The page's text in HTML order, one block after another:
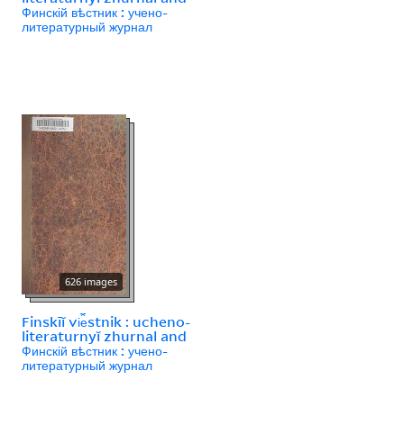
Финскій вѣстник : учено-
литературный журнал
626 images
Finskīĭ vi︠e︡stnik : ucheno-
literaturnyĭ zhurnal and
Финскій вѣстник : учено-
литературный журнал